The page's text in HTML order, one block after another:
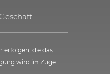
erfolgen, die das
wird im Zuge